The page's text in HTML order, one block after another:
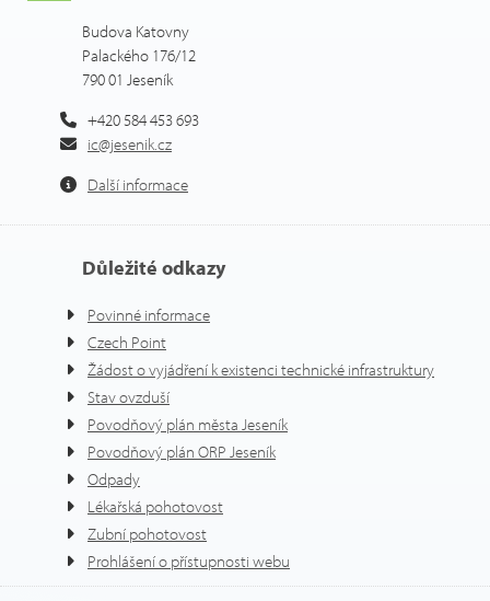
Budova Katovny
Palackého 176/12
790 01 Jeseník
+420 584 453 693
ic@jesenik.cz
Další informace
Důležité odkazy
Povinné informace
Czech Point
Žádost o vyjádření k existenci technické infrastruktury
Stav ovzduší
Povodňový plán města Jeseník
Povodňový plán ORP Jeseník
Odpady
Lékařská pohotovost
Zubní pohotovost
Prohlášení o přístupnosti webu